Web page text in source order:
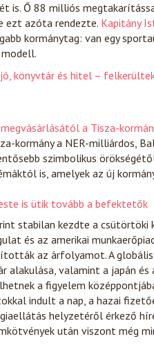
is. Ő 88 milliós
azóta rendezte. Kapitány
kormánytag: van egy
könyvtár és hitel –
a Tisza-
kormány a NER-milliárdos,
szimbolikus
is, amelyek az új
is ütik tovább a befektetők
stabilan kezdte a csütörtöki
és az amerikai
az árfolyamot. A globális
alakulása, valamint a japán és
a figyelem
indult a nap, a hazai
helyzetéről érkező
után viszont még